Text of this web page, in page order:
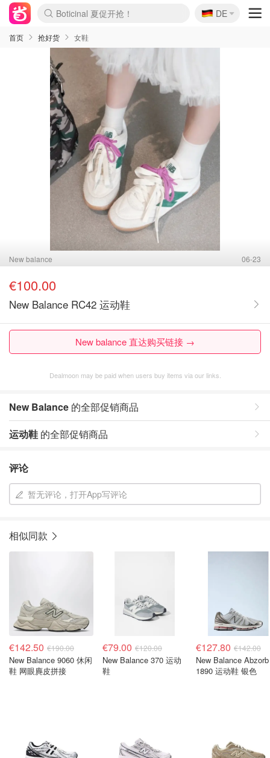
还没结束！&OtherStories大促
Joybuy变相75折 随时失效
速领！Stanley独家85折
疑似霸哥！Camper额外叠85折
Zalando 奥莱闪促！每日更新
Moncler反季囤！5折起+叠9折
Coach Brooklyn仅€192
🇩🇪
DE
首页 抢好货 女鞋
New balance 06-23
€100.00
New Balance RC42 运动鞋
New balance 直达购买链接 →
Dealmoon may be paid when users buy items via our links.
New Balance 的全部促销商品
运动鞋 的全部促销商品
评论
暂无评论，打开App写评论
相似同款
€142.50 €190.00
New Balance 9060 休闲
鞋 网眼麂皮拼接
€79.00 €120.00
New Balance 370 运动
鞋
€127.80 €142.00
New Balance Abzorb
1890 运动鞋 银色